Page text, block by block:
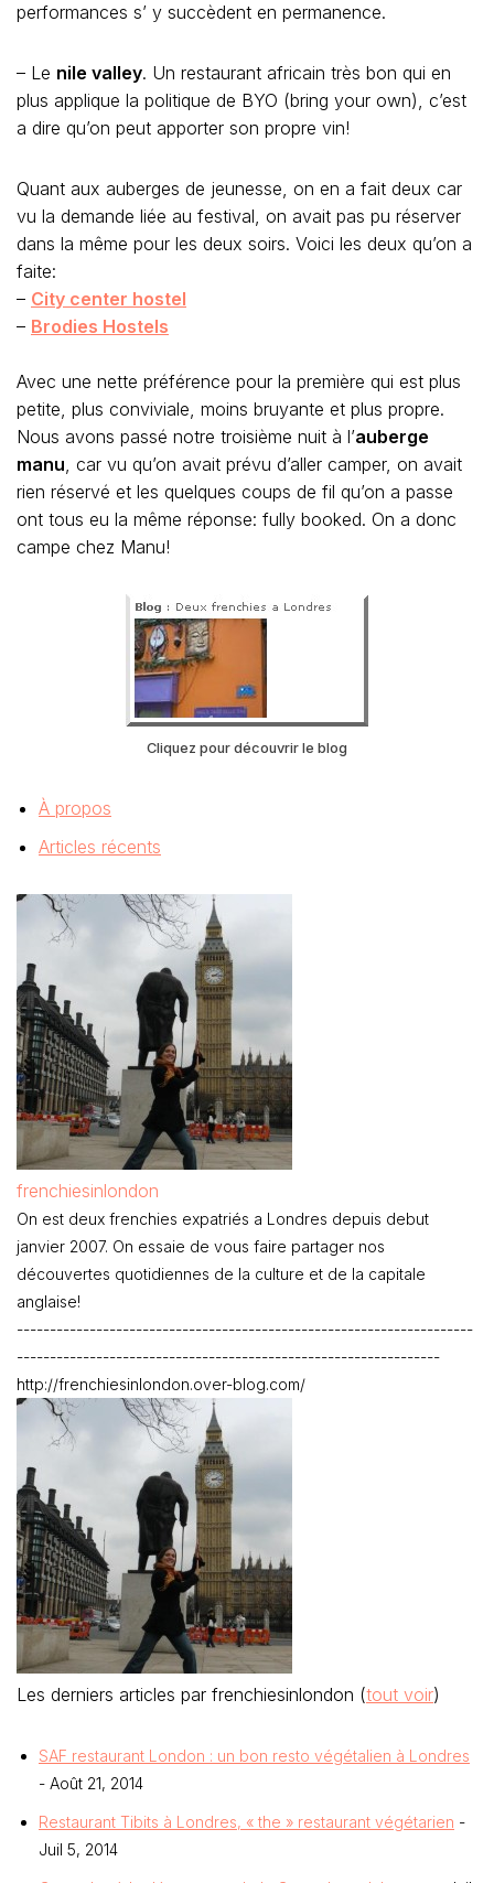
performances s’ y succèdent en permanence.
– Le nile valley. Un restaurant africain très bon qui en
plus applique la politique de BYO (bring your own), c’est
a dire qu’on peut apporter son propre vin!
Quant aux auberges de jeunesse, on en a fait deux car
vu la demande liée au festival, on avait pas pu réserver
dans la même pour les deux soirs. Voici les deux qu’on a
faite:
– City center hostel
– Brodies Hostels
Avec une nette préférence pour la première qui est plus
petite, plus conviviale, moins bruyante et plus propre.
Nous avons passé notre troisième nuit à l’auberge
manu, car vu qu’on avait prévu d’aller camper, on avait
rien réservé et les quelques coups de fil qu’on a passe
ont tous eu la même réponse: fully booked. On a donc
campe chez Manu!
Cliquez pour découvrir le blog
À propos
Articles récents
frenchiesinlondon
On est deux frenchies expatriés a Londres depuis debut
janvier 2007. On essaie de vous faire partager nos
découvertes quotidiennes de la culture et de la capitale
anglaise!
---------------------------------------------------------------------
----------------------------------------------------------------
http://frenchiesinlondon.over-blog.com/
Les derniers articles par frenchiesinlondon (tout voir)
SAF restaurant London : un bon resto végétalien à Londres
- Août 21, 2014
Restaurant Tibits à Londres, « the » restaurant végétarien -
Juil 5, 2014